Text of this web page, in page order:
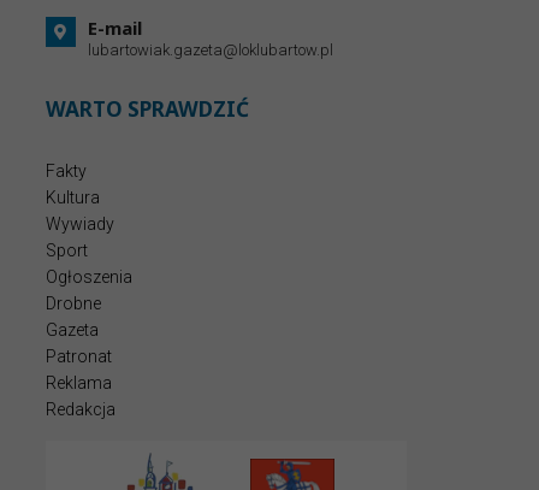
E-mail
lubartowiak.gazeta@loklubartow.pl
WARTO SPRAWDZIĆ
Fakty
Kultura
Wywiady
Sport
Ogłoszenia
Drobne
Gazeta
Patronat
Reklama
Redakcja